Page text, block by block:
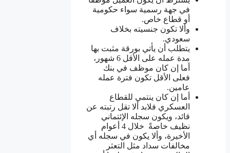
في جهة رسمية سواء حكومية
أو قطاع خاص.
وألا تكون جنسيته بخلاف
سعودي.
يتطلب أن يأتي بورقة مثبت بها
مدة عمله على الأقل 6 شهور،
أما إن كان موظف في بنك
فعلى الأقل تكون فترة عمله
عامين.
أما إن كان ينتمي للقطاع
العسكري فلابد ألا تقل رتبته عن
قائد، ويكون سجله الإئتماني
نظيف خاصةً خلال 4 أعوام
الأخيرة، وألا يكون في سجله أي
مخالفات سداد مثل التعثر